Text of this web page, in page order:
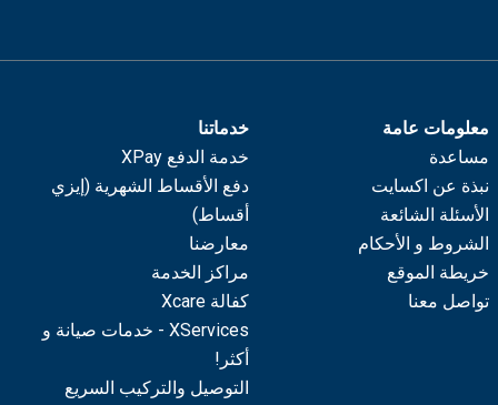
معلومات عامة
مساعدة
نبذة عن اكسايت
الأسئلة الشائعة
الشروط و الأحكام
خريطة الموقع
تواصل معنا
خدماتنا
خدمة الدفع XPay
دفع الأقساط الشهرية (إيزي
أقساط)
معارضنا
مراكز الخدمة
كفالة Xcare
XServices - خدمات صيانة و
أكثر!
التوصيل والتركيب السريع